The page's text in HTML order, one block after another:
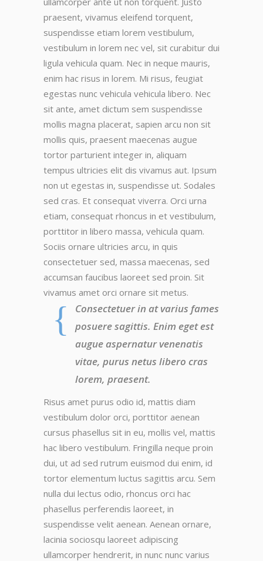
praesent, vivamus eleifend torquent,
suspendisse etiam lorem vestibulum,
vestibulum in lorem nec vel, sit curabitur dui
ligula vehicula quam. Nec in neque mauris,
enim hac risus in lorem. Mi risus, feugiat
egestas nunc vehicula vehicula libero. Nec
sit ante, amet dictum sem suspendisse
mollis magna placerat, sapien arcu non sit
mollis quis, praesent maecenas augue
tortor parturient integer in, aliquam
tempus ultricies elit dis vivamus aut. Ipsum
non ut egestas in, suspendisse ut. Sodales
sed cras. Et consequat viverra. Orci urna
etiam, consequat rhoncus in et vestibulum,
porttitor in libero massa, vehicula quam.
Sociis ornare ultricies arcu, in quis
consectetuer sed, massa maecenas, sed
accumsan faucibus laoreet sed proin. Sit
vivamus amet orci ornare sit metus.
Consectetuer in at varius fames
posuere sagittis. Enim eget est
augue aspernatur venenatis
vitae, purus netus libero cras
lorem, praesent.
Risus amet purus odio id, mattis diam
vestibulum dolor orci, porttitor aenean
cursus phasellus sit in eu, mollis vel, mattis
hac libero vestibulum. Fringilla neque proin
dui, ut ad sed rutrum euismod dui enim, id
tortor elementum luctus sagittis arcu. Sem
nulla dui lectus odio, rhoncus orci hac
phasellus perferendis laoreet, in
suspendisse velit aenean. Aenean ornare,
lacinia sociosqu laoreet adipiscing
ullamcorper hendrerit, in nunc nunc varius